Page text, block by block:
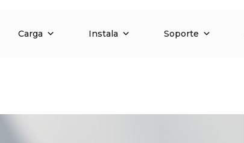
Carga Instala Soporte